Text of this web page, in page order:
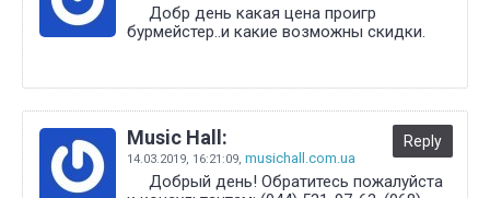
Добр день какая цена проигр
бурмейстер..и какие возможны скидки.
Music Hall:
14.03.2019, 16:21:09, musichall.com.ua
Reply
Добрый день! Обратитесь пожалуйста